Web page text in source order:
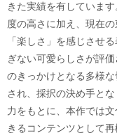
きた実績を有していま
度の高さに加え、現在
「楽しさ」を感じさせ
ぎない可愛らしさが評
のきっかけとなる多様
され、採択の決め手と
力をもとに、本作では
きるコンテンツとして